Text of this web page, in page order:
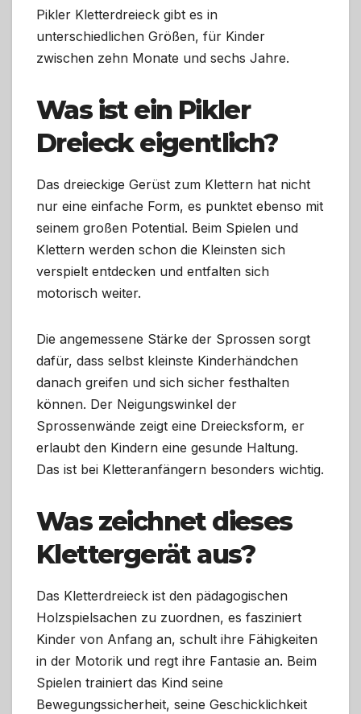
Pikler Kletterdreieck gibt es in
unterschiedlichen Größen, für Kinder
zwischen zehn Monate und sechs Jahre.
Was ist ein Pikler
Dreieck eigentlich?
Das dreieckige Gerüst zum Klettern hat nicht
nur eine einfache Form, es punktet ebenso mit
seinem großen Potential. Beim Spielen und
Klettern werden schon die Kleinsten sich
verspielt entdecken und entfalten sich
motorisch weiter.
Die angemessene Stärke der Sprossen sorgt
dafür, dass selbst kleinste Kinderhändchen
danach greifen und sich sicher festhalten
können. Der Neigungswinkel der
Sprossenwände zeigt eine Dreiecksform, er
erlaubt den Kindern eine gesunde Haltung.
Das ist bei Kletteranfängern besonders wichtig.
Was zeichnet dieses
Klettergerät aus?
Das Kletterdreieck ist den pädagogischen
Holzspielsachen zu zuordnen, es fasziniert
Kinder von Anfang an, schult ihre Fähigkeiten
in der Motorik und regt ihre Fantasie an. Beim
Spielen trainiert das Kind seine
Bewegungssicherheit, seine Geschicklichkeit